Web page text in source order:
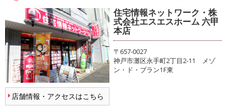
店舗情報・アクセスはこちら
住宅情報ネットワーク・株
式会社エスエスホーム 六甲
本店
〒657-0027
神戸市灘区永手町2丁目2-11 メゾ
ン・ド・ブラン1F東